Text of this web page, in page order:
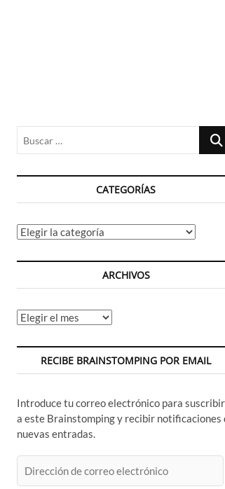
Buscar
CATEGORÍAS
Categorías
ARCHIVOS
Archivos
RECIBE BRAINSTOMPING POR EMAIL
Introduce tu correo electrónico para
a este Brainstomping y recibir notificaciones
nuevas entradas.
de